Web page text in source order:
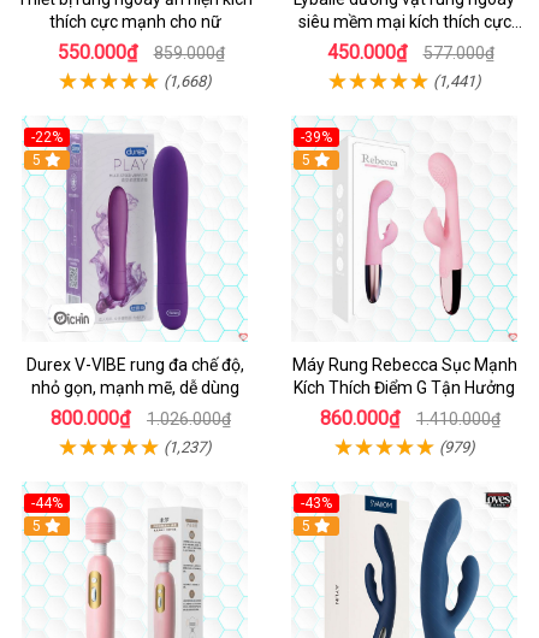
thích cực mạnh cho nữ
550.000₫ 859.000₫
(1,668)
siêu mềm mại kích thích cực
mạnh
450.000₫ 577.000₫
(1,441)
-22%
Hot
5
Durex V-VIBE rung đa chế độ,
nhỏ gọn, mạnh mẽ, dễ dùng
800.000₫ 1.026.000₫
(1,237)
-39%
Hot
5
Máy Rung Rebecca Sục Mạnh
Kích Thích Điểm G Tận Hưởng
860.000₫ 1.410.000₫
(979)
-44%
Hot
5
-43%
Hot
5